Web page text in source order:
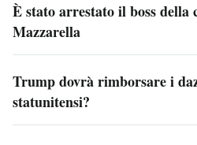
È stato arrestato il boss della
Mazzarella
Trump dovrà rimborsare i
statunitensi?